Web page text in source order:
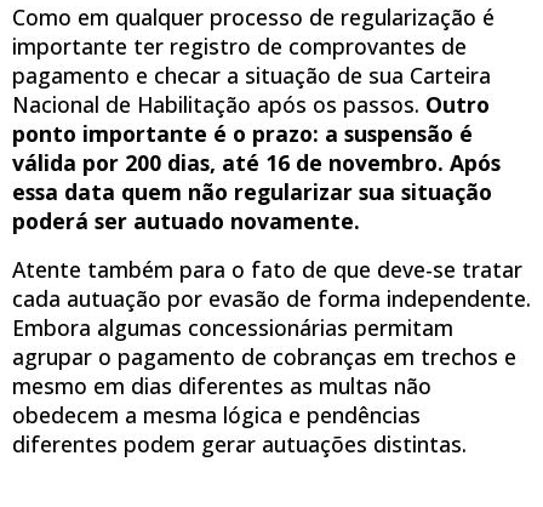
Como em qualquer processo de regularização é
importante ter registro de comprovantes de
pagamento e checar a situação de sua Carteira
Nacional de Habilitação após os passos. Outro
ponto importante é o prazo: a suspensão é
válida por 200 dias, até 16 de novembro. Após
essa data quem não regularizar sua situação
poderá ser autuado novamente.
Atente também para o fato de que deve-se tratar
cada autuação por evasão de forma independente.
Embora algumas concessionárias permitam
agrupar o pagamento de cobranças em trechos e
mesmo em dias diferentes as multas não
obedecem a mesma lógica e pendências
diferentes podem gerar autuações distintas.